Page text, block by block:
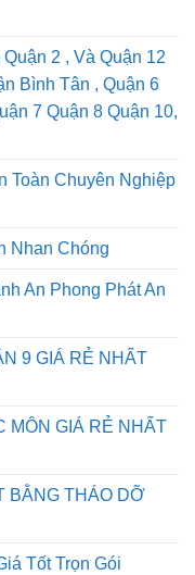
2 , Và Quận 12
Bình Tân , Quận 6
7 Quận 8 Quận 10,
Toàn Chuyên Nghiệp
Nhan Chóng
An Phong Phát An
9 GIÁ RẺ NHẤT
MÔN GIÁ RẺ NHẤT
BẰNG THÁO DỠ
Tốt Trọn Gói